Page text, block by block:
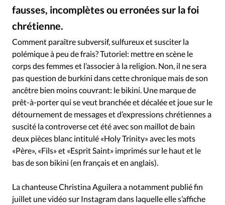
Se connecter
Devise:CHF
RUBRIQUES
Tous les articles
Actualité chrétienne
Actualité internationale
Chronique
Culture
Dossier
Eglises Foi Génération réveil
Monde
Opinions
Publireportage
Relations Aujourd'hui
Société
Tour du monde des Eglises
Trait d'Ixène
Vécu
Vie Intérieure
fausses, incomplètes ou erronées sur la foi
chrétienne.
Comment paraître subversif, sulfureux et susciter la
polémique à peu de frais? Tutoriel: mettre en scène le
corps des femmes et l’associer à la religion. Non, il ne sera
pas question de burkini dans cette chronique mais de son
ancêtre bien moins couvrant: le bikini. Une marque de
prêt-à-porter qui se veut branchée et décalée et joue sur le
détournement de messages et d’expressions chrétiennes a
suscité la controverse cet été avec son maillot de bain
deux pièces blanc intitulé «Holy Trinity» avec les mots
«Père», «Fils» et «Esprit Saint» imprimés sur le haut et le
bas de son bikini (en français et en anglais).
La chanteuse Christina Aguilera a notamment publié fin
juillet une vidéo sur Instagram dans laquelle elle s’affiche